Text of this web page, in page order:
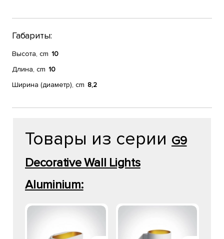
Габариты:
Высота, cm 10
Длина, cm 10
Ширина (диаметр), cm 8,2
Товары из серии G9
Decorative Wall Lights
Aluminium: